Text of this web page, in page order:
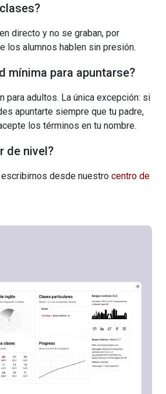
directo y no se graban, por
los alumnos hablen sin presión.
mínima para apuntarse?
para adultos. La única excepción: si
apuntarte siempre que tu padre,
los términos en tu nombre.
de nivel?
escribirnos desde nuestro centro de